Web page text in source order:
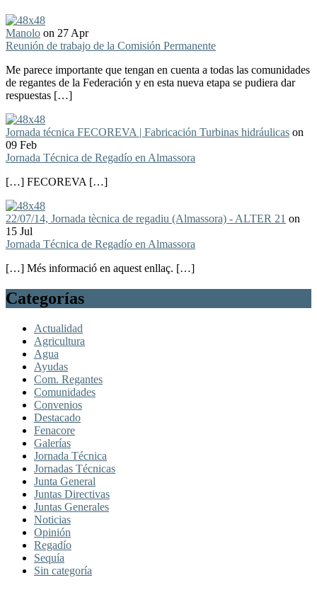
Manolo on 27 Apr
Reunión de trabajo de la Comisión Permanente
Me parece importante que tengan en cuenta a todas las comunidades
de regantes de la Federación y en esta nueva etapa se pudiera dar
respuestas […]
Jornada técnica FECOREVA | Fabricación Turbinas hidráulicas on
09 Feb
Jornada Técnica de Regadío en Almassora
[…] FECOREVA […]
22/07/14, Jornada tècnica de regadiu (Almassora) - ALTER 21 on
15 Jul
Jornada Técnica de Regadío en Almassora
[…] Més informació en aquest enllaç. […]
Categorías
Actualidad
Agricultura
Agua
Ayudas
Com. Regantes
Comunidades
Convenios
Destacado
Fenacore
Galerías
Jornada Técnica
Jornadas Técnicas
Junta General
Juntas Directivas
Juntas Generales
Noticias
Opinión
Regadío
Sequía
Sin categoría